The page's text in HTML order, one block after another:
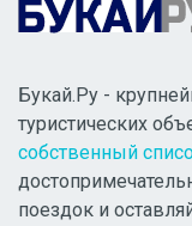
Букай.Ру -
туристических
собственный
поездок и